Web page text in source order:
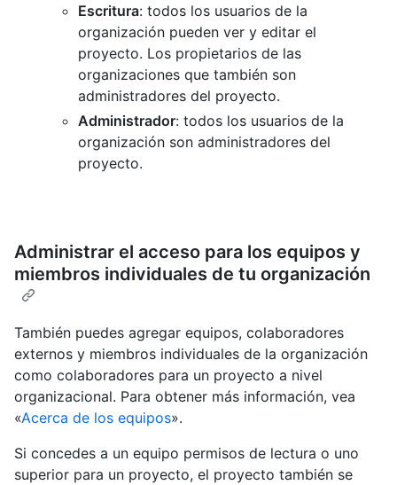
Escritura: todos los usuarios de la
organización pueden ver y editar el
proyecto. Los propietarios de las
organizaciones que también son
administradores del proyecto.
Administrador: todos los usuarios de la
organización son administradores del
proyecto.
Administrar el acceso para los equipos y
miembros individuales de tu organización
También puedes agregar equipos, colaboradores
externos y miembros individuales de la organización
como colaboradores para un proyecto a nivel
organizacional. Para obtener más información, vea
«Acerca de los equipos».
Si concedes a un equipo permisos de lectura o uno
superior para un proyecto, el proyecto también se